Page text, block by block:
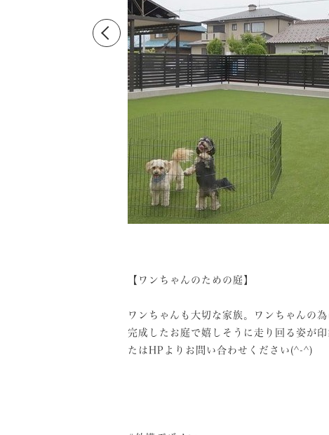
【ワンちゃんのための庭】
ワンちゃんも大切な家族。ワンちゃんの
完成したお庭で嬉しそうに走り回る姿が
たはHPよりお問い合わせください(^-^)